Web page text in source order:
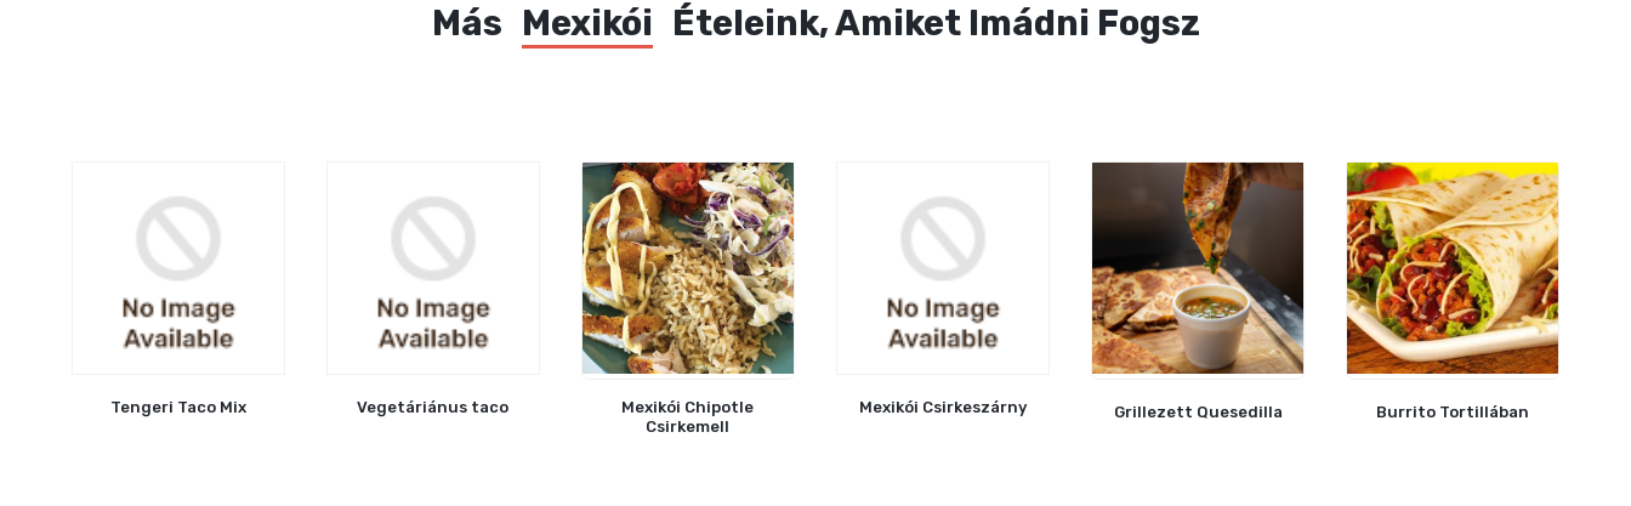
Más Mexikói Ételeink, Amiket Imádni Fogsz
Tengeri Taco Mix Vegetáriánus taco
Mexikói Chipotle
Csirkemell
Mexikói Csirkeszárny Grillezett Quesedilla Burrito Tortillában